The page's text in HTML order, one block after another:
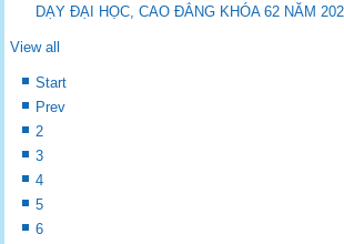
DẠY ĐẠI HỌC, CAO ĐẲNG KHÓA 62 NĂM
View all
Start
Prev
2
3
4
5
6